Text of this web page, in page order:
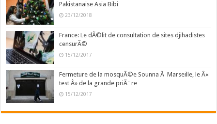
Pakistanaise Asia Bibi
23/12/2018
France: Le dÃ©lit de consultation de sites djihadistes
censurÃ©
15/12/2017
Fermeture de la mosquÃ©e Sounna Ã Marseille, le Â«
test Â» de la grande priÃ¨re
15/12/2017